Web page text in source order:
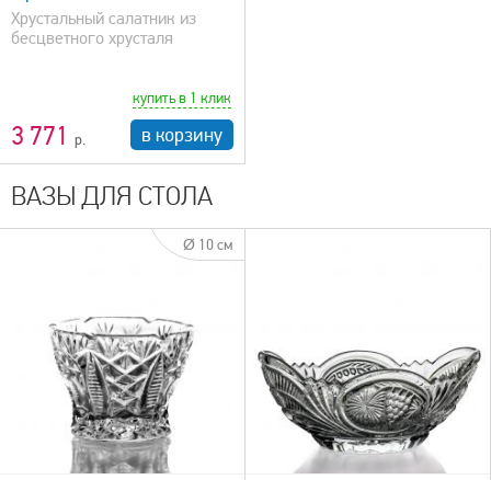
Хрустальный салатник из
бесцветного хрусталя
3 771
купить в 1 клик
в корзину
ВАЗЫ ДЛЯ СТОЛА
Ø 10 см
быстрый просмотр